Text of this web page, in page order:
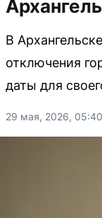
В
отключения
даты для
29 мая, 2026, 05:40